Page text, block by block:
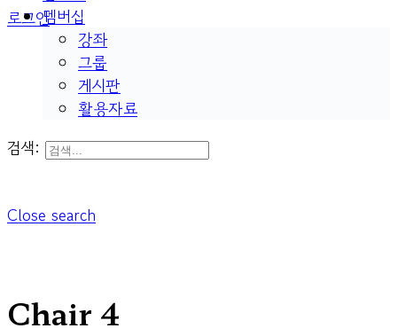
로그인멤버십
강좌
그룹
게시판
활용자료
검색:
Close search
Chair 4